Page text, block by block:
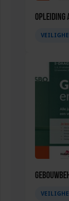
Opleiding